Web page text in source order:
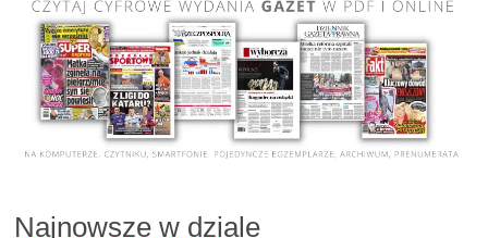
Najnowsze w dziale